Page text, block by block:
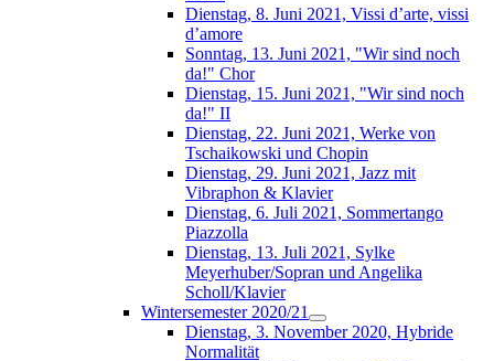
Dienstag, 8. Juni 2021, Vissi d’arte, vissi
d’amore
Sonntag, 13. Juni 2021, "Wir sind noch
da!" Chor
Dienstag, 15. Juni 2021, "Wir sind noch
da!" II
Dienstag, 22. Juni 2021, Werke von
Tschaikowski und Chopin
Dienstag, 29. Juni 2021, Jazz mit
Vibraphon & Klavier
Dienstag, 6. Juli 2021, Sommertango
Piazzolla
Dienstag, 13. Juli 2021, Sylke
Meyerhuber/Sopran und Angelika
Scholl/Klavier
Wintersemester 2020/21
Dienstag, 3. November 2020, Hybride
Normalität